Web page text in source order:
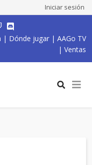
Iniciar sesión
| Dónde jugar | AAGo TV
| Ventas